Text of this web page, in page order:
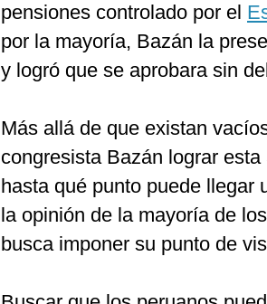
pensiones controlado por el
por la mayoría, Bazán la
y logró que se aprobara sin
Más allá de que existan
congresista Bazán lograr
hasta qué punto puede llegar
la opinión de la mayoría de
busca imponer su punto de